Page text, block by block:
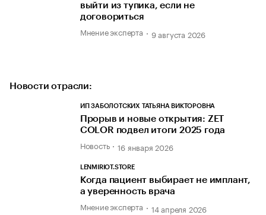
выйти из тупика, если не
договориться
Мнение эксперта 9 августа 2026
Новости отрасли:
ИП ЗАБОЛОТСКИХ ТАТЬЯНА ВИКТОРОВНА
Прорыв и новые открытия: ZET
COLOR подвел итоги 2025 года
Новость 16 января 2026
LENMIRIOT.STORE
Когда пациент выбирает не имплант,
а уверенность врача
Мнение эксперта 14 апреля 2026